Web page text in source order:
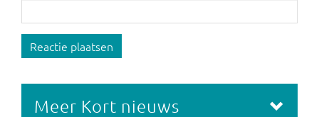
Reactie plaatsen
Meer Kort nieuws